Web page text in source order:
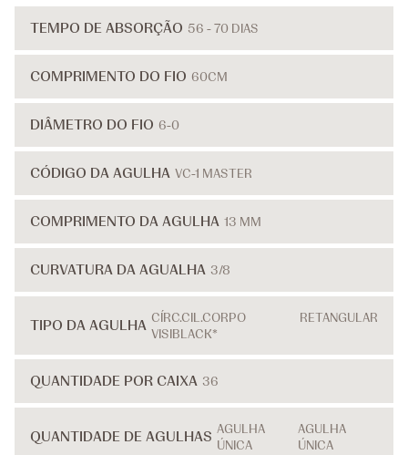
TEMPO DE ABSORÇÃO 56 - 70 DIAS
COMPRIMENTO DO FIO 60CM
DIÂMETRO DO FIO 6-0
CÓDIGO DA AGULHA VC-1 MASTER
COMPRIMENTO DA AGULHA 13 MM
CURVATURA DA AGUALHA 3/8
TIPO DA AGULHA CÍRC.CIL.CORPO RETANGULAR
VISIBLACK*
QUANTIDADE POR CAIXA 36
QUANTIDADE DE AGULHAS AGULHA
ÚNICA
AGULHA
ÚNICA